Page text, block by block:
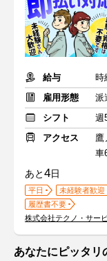
給与
時
雇用形態
派
シフト
週
アクセス
鷹
車
あと4日
平日 未経験者歓迎
履歴書不要
株式会社テクノ・サー
あなたにピッタリ